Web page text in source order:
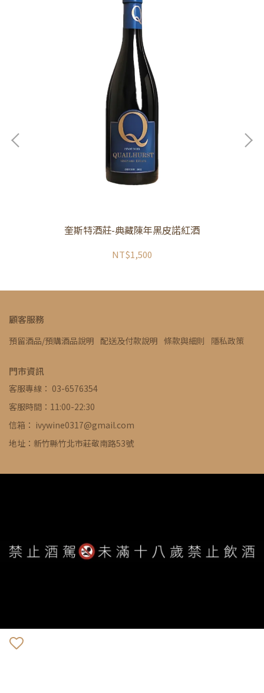
奎斯特酒莊-典藏陳年黑皮諾紅酒
NT$1,500
顧客服務
預留酒品/預購酒品說明 配送及付款說明 條款與細則 隱私政策
門市資訊
客服專線： 03-6576354
客服時間：11:00-22:30
信箱： ivywine0317@gmail.com
地址：新竹縣竹北市莊敬南路53號